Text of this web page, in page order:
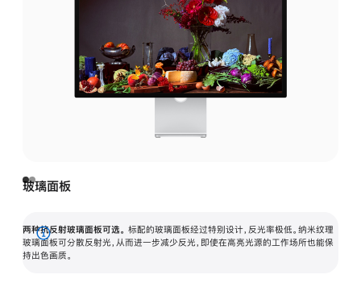
玻璃面板
两种抗反射玻璃面板可选。 标配的玻璃面板经过特别设计，反光率极低。纳米纹理
玻璃面板可分散反射光，从而进一步减少反光，即使在高亮光源的工作场所也能保
持出色画质。
展
开